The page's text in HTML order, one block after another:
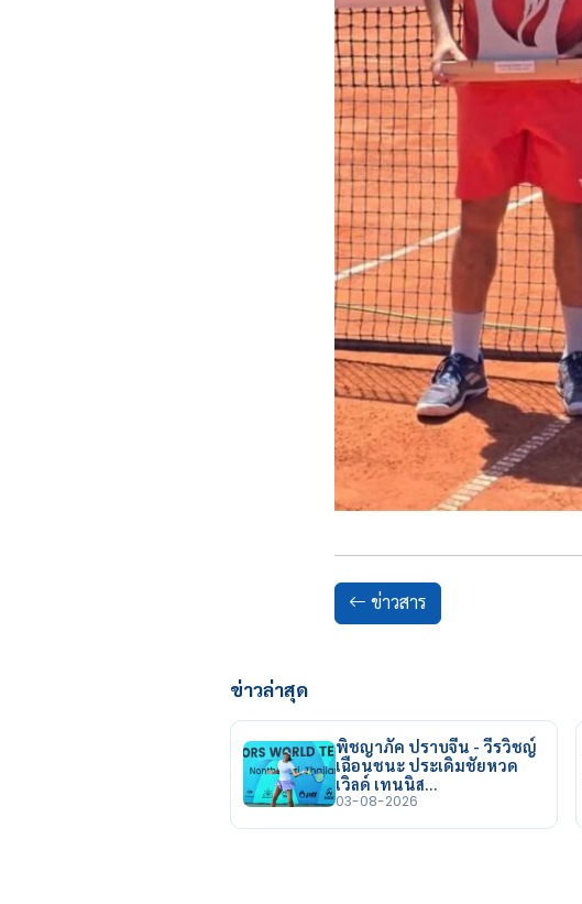
ข่าวสาร
ข่าวล่าสุด
พิชญาภัค ปราบจีน - วีรวิชญ์
เฉือนชนะ ประเดิมชัยหวด
เวิลด์ เทนนิส…
03-08-2026